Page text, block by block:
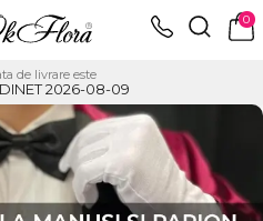
0
de livrare este
2026-08-09